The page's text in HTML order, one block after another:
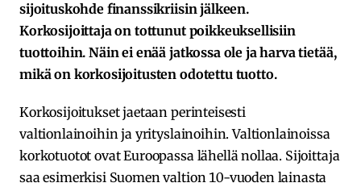
sijoituskohde finanssikriisin jälkeen.
Korkosijoittaja on tottunut poikkeuksellisiin
tuottoihin. Näin ei enää jatkossa ole ja harva tietää,
mikä on korkosijoitusten odotettu tuotto.
Korkosijoitukset jaetaan perinteisesti
valtionlainoihin ja yrityslainoihin. Valtionlainoissa
korkotuotot ovat Euroopassa lähellä nollaa. Sijoittaja
saa esimerkisi Suomen valtion 10-vuoden lainasta